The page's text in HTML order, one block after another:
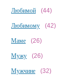
Любимой (44)
Любимому (42)
Маме (26)
Мужу (26)
Мужчине (32)